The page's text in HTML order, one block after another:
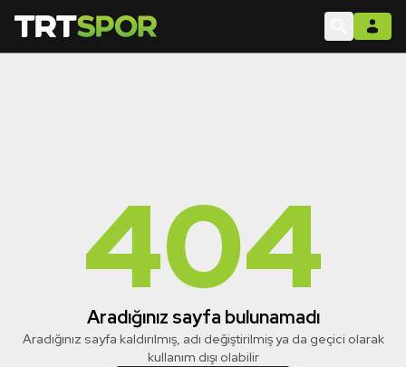
404
Aradığınız sayfa bulunamadı
Aradığınız sayfa kaldırılmış, adı değiştirilmiş ya da geçici olarak
kullanım dışı olabilir